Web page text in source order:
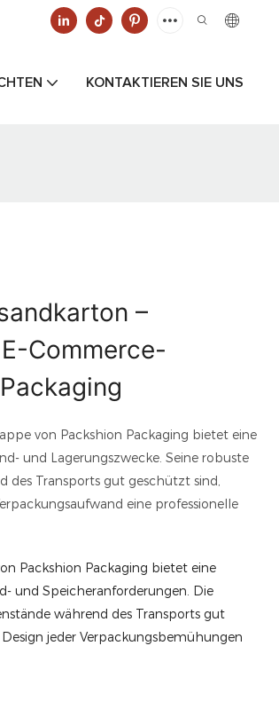
KONTAKTIEREN SIE UNS
–
Commerce-
von Packshion Packaging bietet eine
und Lagerungszwecke. Seine robuste
des Transports gut geschützt sind,
eine professionelle
Packshion Packaging bietet eine
und Speicheranforderungen. Die
während des Transports gut
jeder Verpackungsbemühungen